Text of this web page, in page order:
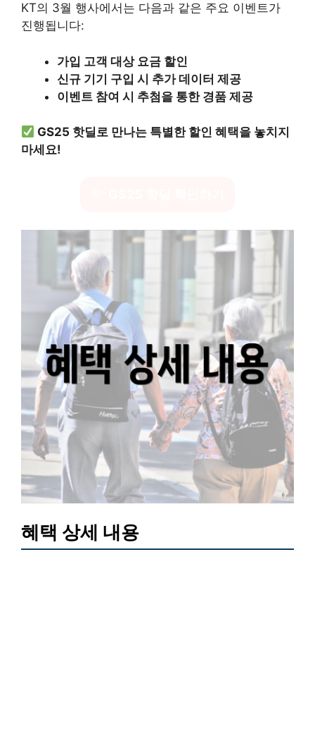
KT의 3월 행사에서는 다음과 같은 주요 이벤트가
진행됩니다:
가입 고객 대상 요금 할인
신규 기기 구입 시 추가 데이터 제공
이벤트 참여 시 추첨을 통한 경품 제공
GS25 핫딜로 만나는 특별한 할인 혜택을 놓치지
마세요!
혜택 상세 내용